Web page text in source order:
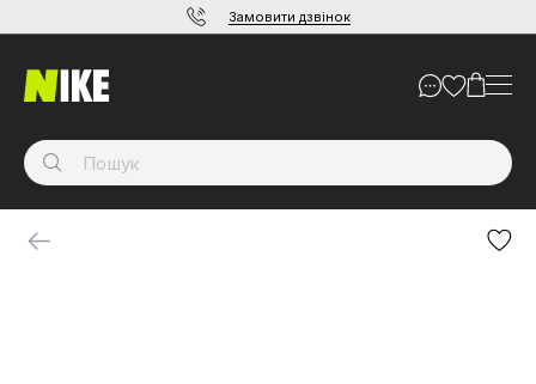
Замовити дзвінок